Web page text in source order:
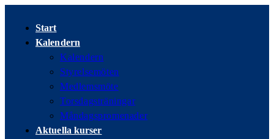
innehållet
Start
Kalendern
Kalendern
Styrelsemöten
Medlemsmöte
Torsdagsträningar
Måndagspromenader
Aktuella kurser